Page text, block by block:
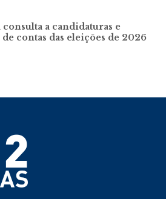
a candidaturas e
de contas das eleições de 2026